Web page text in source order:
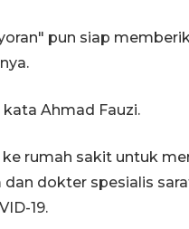
pun siap
Ahmad Fauzi.
ke rumah sakit untuk
dokter spesialis
19.